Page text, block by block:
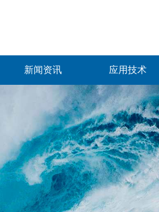
新闻资讯 应用技术